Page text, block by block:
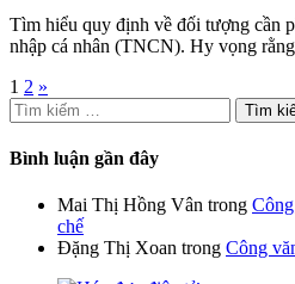
Tìm hiểu quy định về đối tượng cần
nhập cá nhân (TNCN). Hy vọng
Phân
trang
bài
1 2 »
Tìm
kiếm
cho:
Bình luận gần đây
Mai Thị Hồng Vân trong
chế
Đặng Thị Xoan trong Công